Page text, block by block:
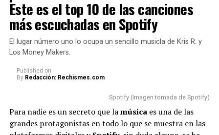
destrozada en llanto, que terminó con Naim por las
faltas de respeto
Como era de esperarse, los internautas no tardaron en
reaccionar en redes sociales y opinar sobre las razones
por las cuales
Cabe aclarar que, en medio del concierto, la famosa
se debía a la emoción que estaba viviendo junto a
ellos.
Este es el top 10 de las canciones
más escuchadas en Spotify
El lugar número uno lo ocupa un sencillo musicla de Kris R. y
Los Money Makers.
Published on
By Redacción: Rechismes.com
Spotify (Imagen tomada de Spotify)
Para nadie es un secreto que lamúsicaes una de las
grandes protagonistas en todo lo que se muestra en las